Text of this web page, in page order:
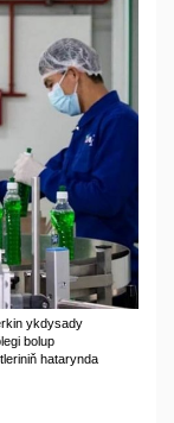
ykdysady
bolup
hatarynda